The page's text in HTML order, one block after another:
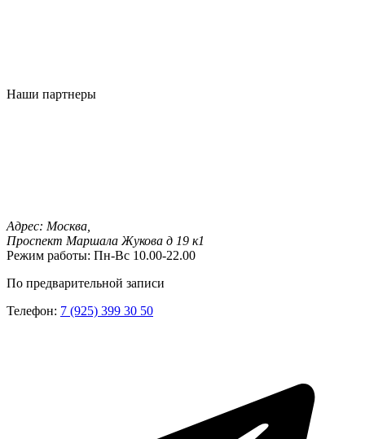
Наши партнеры
Адрес: Москва,
Проспект Маршала Жукова д 19 к1
Режим работы: Пн-Вс 10.00-22.00
По предварительной записи
Телефон: 7 (925) 399 30 50